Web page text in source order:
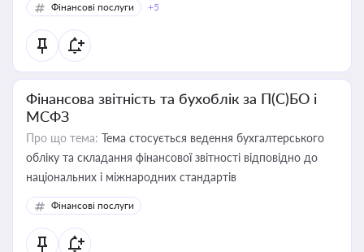
Фінансові послуги
+5
Фінансова звітність та бухоблік за П(С)БО і
МСФЗ
Про що тема: Тема стосується ведення бухгалтерського
обліку та складання фінансової звітності відповідно до
національних і міжнародних стандартів
Фінансові послуги